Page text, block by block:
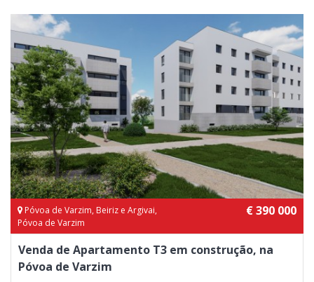
Póvoa de Varzim, Beiriz e Argivai,
Póvoa de Varzim
€ 390 000
Venda de Apartamento T3 em construção, na
Póvoa de Varzim